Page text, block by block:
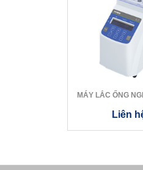
MÁY LẮC ỐNG
Liên